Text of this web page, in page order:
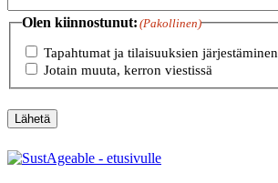
Olen kiinnostunut: (Pakollinen)
Tapahtumat ja tilaisuuksien järjestäminen
Jotain muuta, kerron viestissä
Lähetä